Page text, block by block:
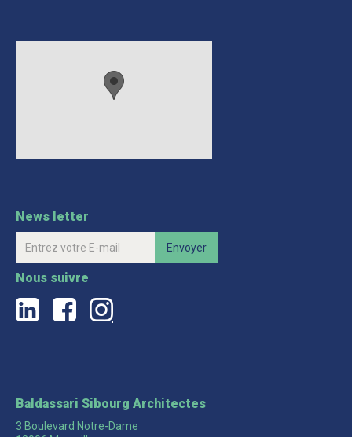
News letter
Nous suivre
a b c
Baldassari Sibourg Architectes
3 Boulevard Notre-Dame